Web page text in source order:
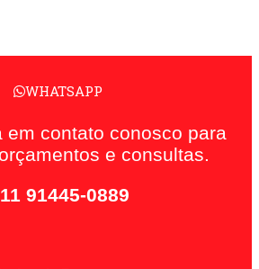
WHATSAPP
em contato conosco para
e consultas.
11 91445-0889